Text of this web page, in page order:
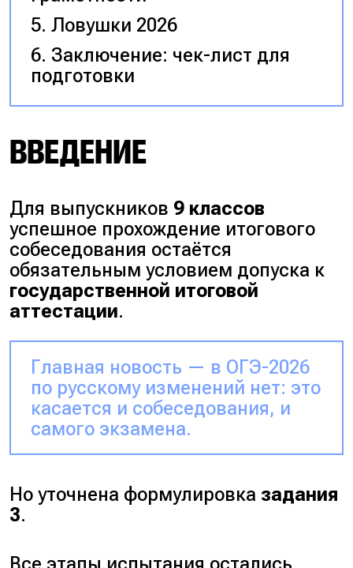
Ловушки 2026
Заключение: чек-лист для
подготовки
ВВЕДЕНИЕ
Для выпускников 9 классов
успешное прохождение итогового
собеседования остаётся
обязательным условием допуска к
государственной итоговой
аттестации.
Главная новость — в ОГЭ-2026
по русскому изменений нет: это
касается и собеседования, и
самого экзамена.
Но уточнена формулировка задания
3.